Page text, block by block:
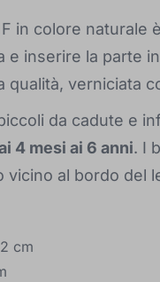
in colore naturale
e inserire la parte
qualità, verniciata
da cadute e
4 mesi ai 6 anni. I
al bordo del
cm